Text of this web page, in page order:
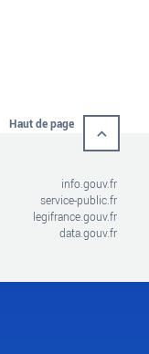
Haut de page
info.gouv.fr
service-public.fr
legifrance.gouv.fr
data.gouv.fr